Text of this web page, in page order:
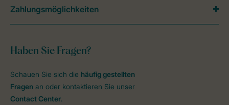
Haben Sie Fragen?
Schauen Sie sich die häufig gestellten
Fragen an oder kontaktieren Sie unser
Contact Center.
Zahlungsmöglichkeiten